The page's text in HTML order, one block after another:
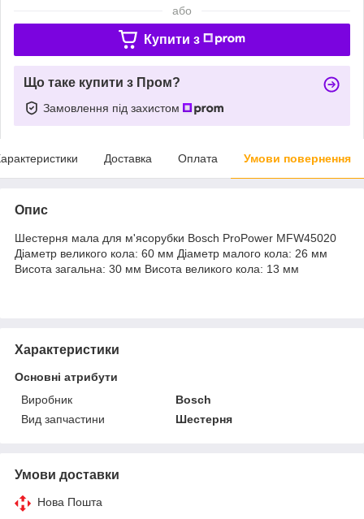
або
Купити з
Що таке купити з Пром?
Замовлення під захистом
Доставка Оплата Умови повернення
Опис
Шестерня мала для м'ясорубки Bosch ProPower MFW45020
Діаметр великого кола: 60 мм Діаметр малого кола: 26 мм
Висота загальна: 30 мм Висота великого кола: 13 мм
Характеристики
Основні атрибути
Виробник
Bosch
Вид запчастини
Шестерня
Умови доставки
Нова Пошта